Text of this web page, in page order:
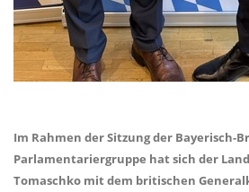
Im Rahmen der Sitzung der Bayerisch-
Parlamentariergruppe hat sich der
Tomaschko mit dem britischen